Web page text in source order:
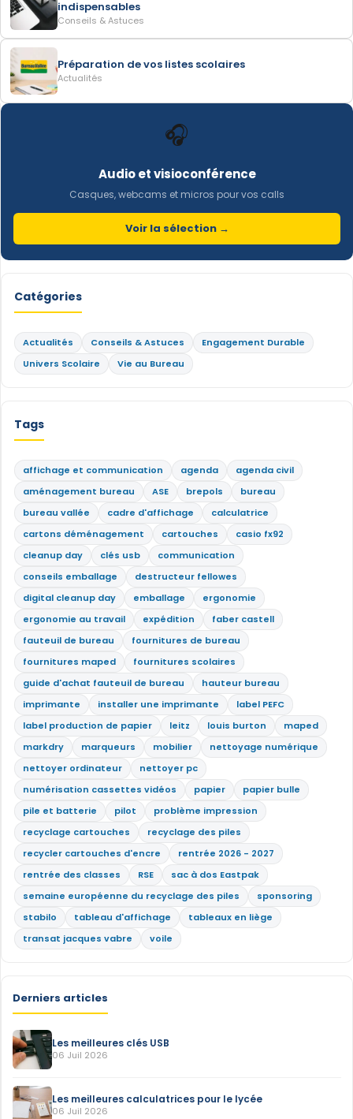
indispensables
Conseils & Astuces
Préparation de vos listes scolaires
Actualités
🎧
Audio et visioconférence
Casques, webcams et micros pour vos calls
Voir la sélection →
Catégories
Actualités Conseils & Astuces
Engagement Durable
Univers Scolaire
Vie au Bureau
Tags
affichage et communication agenda
agenda civil
aménagement bureau
ASE brepols
bureau
bureau vallée
cadre d'affichage
calculatrice
cartons déménagement
cartouches
casio fx92
cleanup day
clés usb
communication
conseils emballage
destructeur fellowes
digital cleanup day
emballage
ergonomie
ergonomie au travail
expédition
faber castell
fauteuil de bureau
fournitures de bureau
fournitures maped
fournitures scolaires
guide d'achat fauteuil de bureau
hauteur bureau
imprimante
installer une imprimante
label PEFC
label production de papier
leitz louis burton
maped
markdry
marqueurs mobilier
nettoyage numérique
nettoyer ordinateur
nettoyer pc
numérisation cassettes vidéos
papier
papier bulle
pile et batterie
pilot
problème impression
recyclage cartouches
recyclage des piles
recycler cartouches d'encre
rentrée 2026 - 2027
rentrée des classes
RSE
sac à dos Eastpak
semaine européenne du recyclage des piles
sponsoring
stabilo
tableau d'affichage
tableaux en liège
transat jacques vabre
voile
Derniers articles
Les meilleures clés USB
06 Juil 2026
Les meilleures calculatrices pour le lycée
06 Juil 2026